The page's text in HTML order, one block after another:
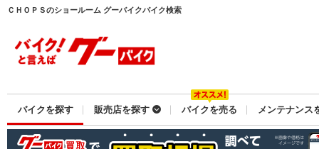
ＣＨＯＰＳのショールーム グーバイクバイク検索
バイクを探す 販売店を探す バイクを売る メンテナンス